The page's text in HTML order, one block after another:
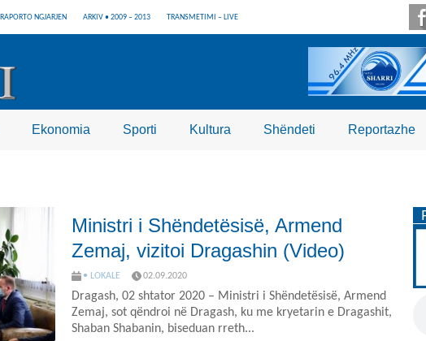
RAPORTO NGJARJEN ARKIV • 2009 – 2013 TRANSMETIMI – LIVE
Ekonomia Sporti Kultura Shëndeti Reportazhe
Ministri i Shëndetësisë, Armend
Zemaj, vizitoi Dragashin (Video)
• LOKALE 02.09.2020
Dragash, 02 shtator 2020 – Ministri i Shëndetësisë, Armend
Zemaj, sot qëndroi në Dragash, ku me kryetarin e Dragashit,
Shaban Shabanin, biseduan rreth...